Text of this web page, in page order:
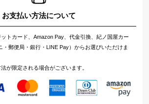
お支払い方法について
トカード、Amazon Pay、代金引換、紀ノ国屋カー
・郵便局・銀行・LINE Pay）からお選びいただけま
が限定される場合がございます。